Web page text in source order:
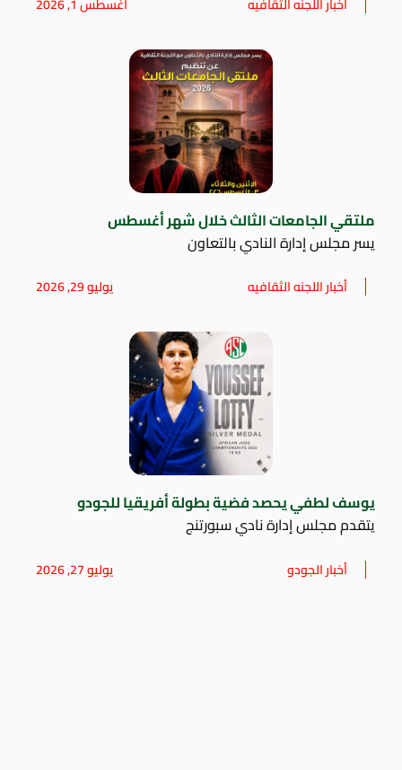
ملتقي الجامعات الثالث خلال شهر أغسطس
يسر مجلس إدارة النادي بالتعاون
أخبار اللجنه الثقافيه يوليو 29, 2026
يوسف لطفي يحصد فضية بطولة أفريقيا للجودو
يتقدم مجلس إدارة نادي سبورتنج
أخبار الجودو يوليو 27, 2026